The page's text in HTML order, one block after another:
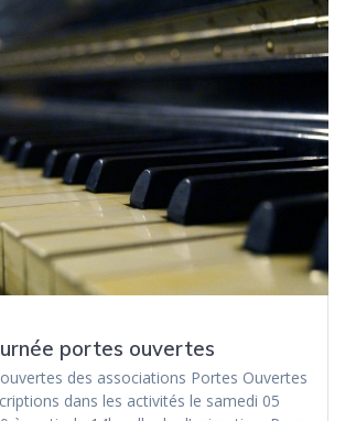
portes ouvertes
des associations Portes Ouvertes
dans les activités le samedi 05